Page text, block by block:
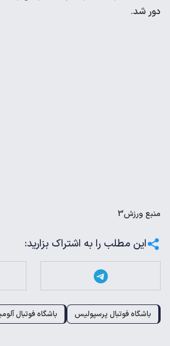
دور شد.
منبعورزش3
این مطلب را به اشتراک بزارید:
باشگاه فوتبال پرسپولیس باشگاه فوتبال